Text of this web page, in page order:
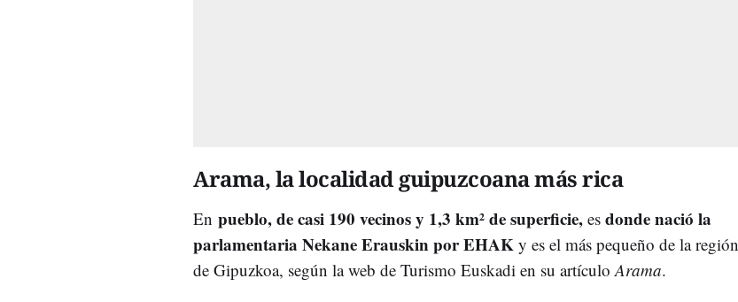
Arama, la localidad guipuzcoana más rica
En pueblo, de casi 190 vecinos y 1,3 km² de superficie, es donde nació la
parlamentaria Nekane Erauskin por EHAK y es el más pequeño de la región
de Gipuzkoa, según la web de Turismo Euskadi en su artículo Arama.